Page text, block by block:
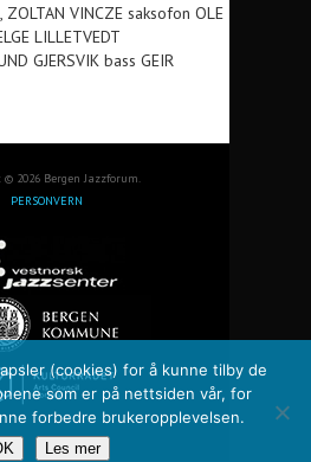
ZOLTAN VINCZE saksofon OLE
LILLETVEDT
GJERSVIK bass GEIR
© 2026 Bergen Jazzforum.
PERSONVERN
(cookies) for å kunne tilby de
som er på nettsiden vår, for
forbedre brukeropplevelsen.
Les mer